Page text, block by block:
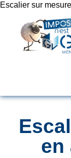
Escalier sur
en